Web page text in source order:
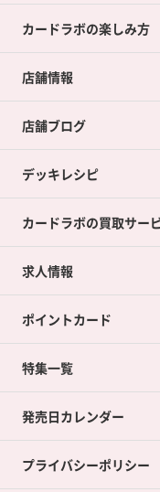
カードラボの楽しみ方
店舗情報
店舗ブログ
デッキレシピ
カードラボの買取サー
カードラボの買取サービ
店舗買取について
ネット買取について
買取承諾書について
求人情報
ポイントカード
ポイントカードTOP
ポイント交換景品
特集一覧
発売日カレンダー
プライバシーポリシー